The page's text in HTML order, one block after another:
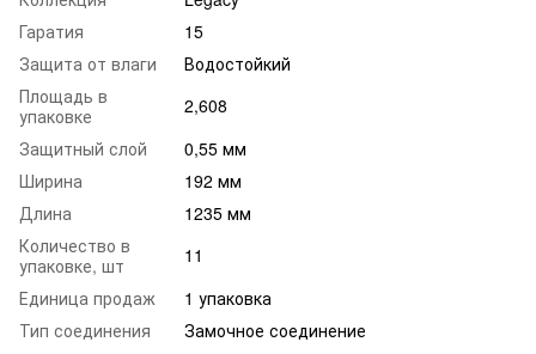
Гаратия
15
Защита от влаги
Водостойкий
Площадь в
упаковке
2,608
Защитный слой
0,55 мм
Ширина
192 мм
Длина
1235 мм
Количество в
упаковке, шт
11
Единица продаж
1 упаковка
Тип соединения
Замочное соединение